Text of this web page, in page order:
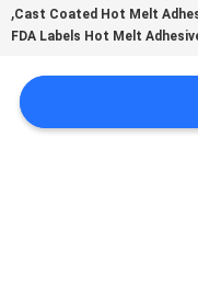
Cast Coated Hot Melt
,
FDA Labels Hot Melt